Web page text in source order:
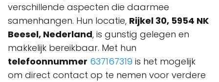
verschillende aspecten die daarmee
samenhangen. Hun locatie, Rijkel 30, 5954 NK
Beesel, Nederland, is gunstig gelegen en
makkelijk bereikbaar. Met hun
telefoonnummer 637167319 is het mogelijk
om direct contact op te nemen voor verdere